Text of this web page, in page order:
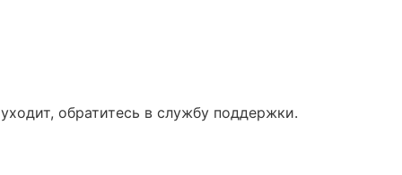
обратитесь в службу поддержки.